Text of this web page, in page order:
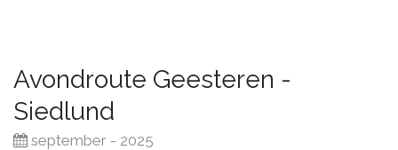
Avondroute Geesteren -
Siedlund
september - 2025